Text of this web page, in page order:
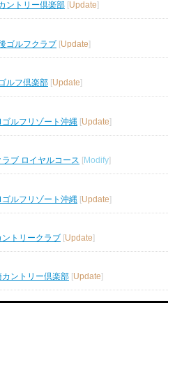
ントリー倶楽部 Update
ゴルフクラブ [Update]
ルフ倶楽部 Update
ゴルフリゾート沖縄 [Update]
ラブ ロイヤルコース [Modify]
ゴルフリゾート沖縄 [Update]
ントリークラブ [Update]
カントリー倶楽部 Update